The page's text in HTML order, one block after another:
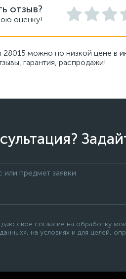
отзыв?
оценку!
можно по низкой цене в
гарантия, распродажи!
свое согласие на обработку
на условиях и для целей,